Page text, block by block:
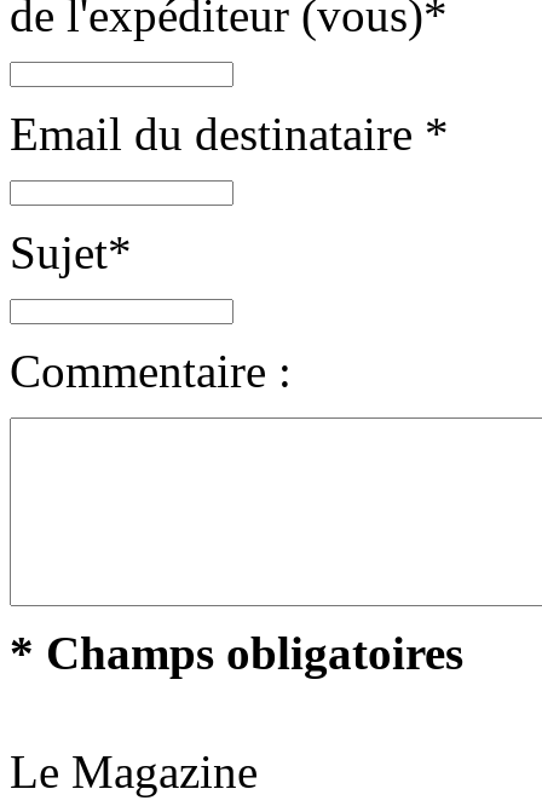
de l'expéditeur (vous)*
Email du destinataire *
Sujet*
Commentaire :
* Champs obligatoires
Le Magazine